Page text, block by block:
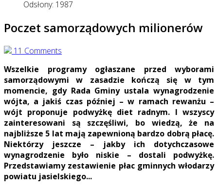
Odsłony: 1987
Poczet samorządowych milionerów
11 Comments
Wszelkie programy ogłaszane przed wyborami
samorządowymi w zasadzie kończą się w tym
momencie, gdy Rada Gminy ustala wynagrodzenie
wójta, a jakiś czas później – w ramach rewanżu –
wójt proponuje podwyżkę diet radnym. I wszyscy
zainteresowani są szczęśliwi, bo wiedzą, że na
najbliższe 5 lat mają zapewnioną bardzo dobrą płacę.
Niektórzy jeszcze – jakby ich dotychczasowe
wynagrodzenie było niskie – dostali podwyżkę.
Przedstawiamy zestawienie płac gminnych włodarzy
powiatu jasielskiego...